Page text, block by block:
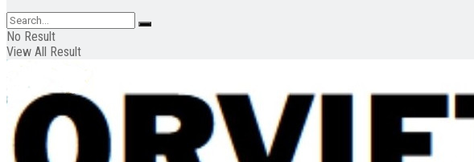
No Result
View All Result